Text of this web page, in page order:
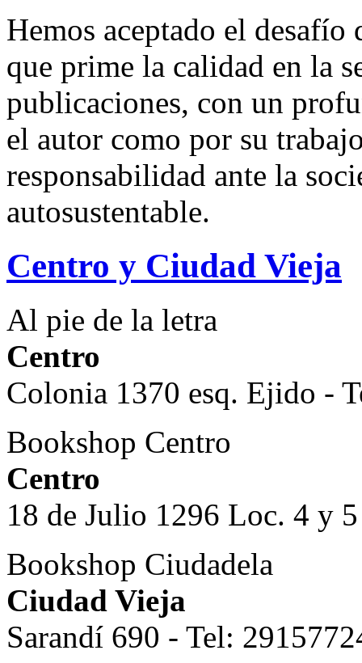
Hemos aceptado el
que prime la calidad en la
publicaciones, con un
el autor como por su
responsabilidad ante la
autosustentable.
Centro y Ciudad Vieja
Al pie de la letra
Centro
Colonia 1370 esq. Ejido -
Bookshop Centro
Centro
18 de Julio 1296 Loc. 4 y
Bookshop Ciudadela
Ciudad Vieja
Sarandí 690 - Tel: